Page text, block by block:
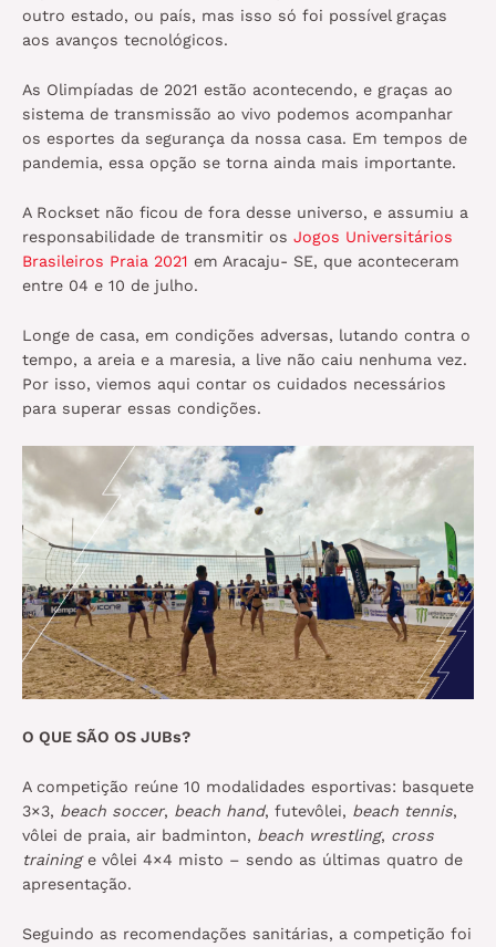
outro estado, ou país, mas isso só foi possível graças
aos avanços tecnológicos.
As Olimpíadas de 2021 estão acontecendo, e graças ao
sistema de transmissão ao vivo podemos acompanhar
os esportes da segurança da nossa casa. Em tempos de
pandemia, essa opção se torna ainda mais importante.
A Rockset não ficou de fora desse universo, e assumiu a
responsabilidade de transmitir os Jogos Universitários
Brasileiros Praia 2021 em Aracaju- SE, que aconteceram
entre 04 e 10 de julho.
Longe de casa, em condições adversas, lutando contra o
tempo, a areia e a maresia, a live não caiu nenhuma vez.
Por isso, viemos aqui contar os cuidados necessários
para superar essas condições.
O QUE SÃO OS JUBs?
A competição reúne 10 modalidades esportivas: basquete
3×3, beach soccer, beach hand, futevôlei, beach tennis,
vôlei de praia, air badminton, beach wrestling, cross
traininge vôlei 4×4 misto – sendo as últimas quatro de
apresentação.
Seguindo as recomendações sanitárias, a competição foi